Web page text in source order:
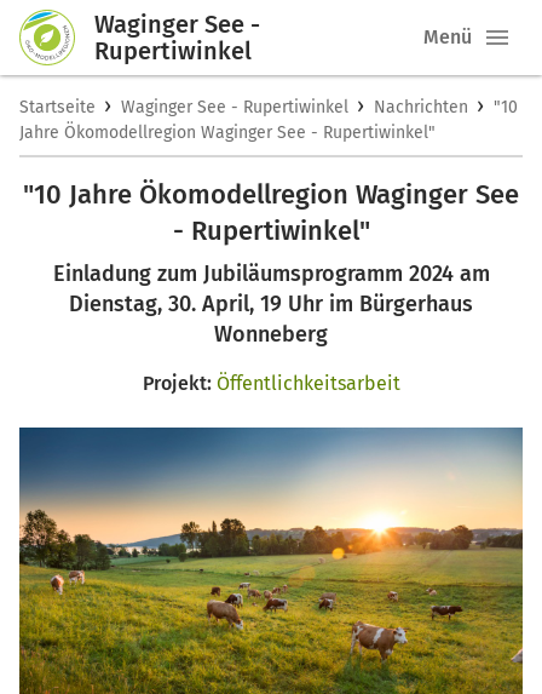
Waginger See -
Rupertiwinkel
Menü
Startseite › Waginger See - Rupertiwinkel › Nachrichten › "10
Jahre Ökomodellregion Waginger See - Rupertiwinkel"
"10 Jahre Ökomodellregion Waginger See
- Rupertiwinkel"
Einladung zum Jubiläumsprogramm 2024 am
Dienstag, 30. April, 19 Uhr im Bürgerhaus
Wonneberg
Projekt: Öffentlichkeitsarbeit